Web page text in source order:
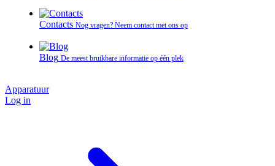
Contacts Nog vragen? Neem contact met ons op
Blog De meest bruikbare informatie op één plek
Apparatuur
Log in